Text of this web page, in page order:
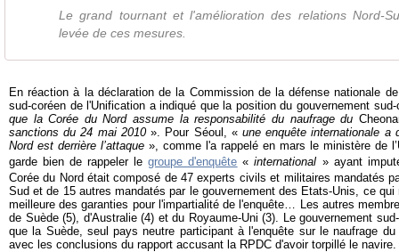
Le grand tournant et l'amélioration des relations Nord-
levée de ces mesures.
En réaction à la déclaration de la Commission de la défense nationale
sud-coréen de l'Unification a indiqué que la position du gouvernement
que la Corée du Nord assume la responsabilité du naufrage du
sanctions du 24 mai 2010». Pour Séoul, «une enquête internationale a
Nord est derrière l’attaque », comme l'a rappelé en mars le ministère de
garde bien de rappeler legroupe d'enquête «international » ayant
Corée du Nord était composé de 47 experts civils et militaires mandatés
Sud et de 15 autres mandatés par le gouvernement des Etats-Unis , ce
meilleure des garanties pour l'impartialité de l'enquête… Les autres
de Suède (5), d'Australie (4) et du Royaume-Uni (3) . Le gouvernement
que la Suède, seul pays neutre participant à l'enquête sur le naufrage du
avec les conclusions du rapport accusant la RPDC d'avoir torpillé le navire.